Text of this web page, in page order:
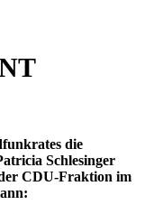
die
Schlesinger
CDU-Fraktion im